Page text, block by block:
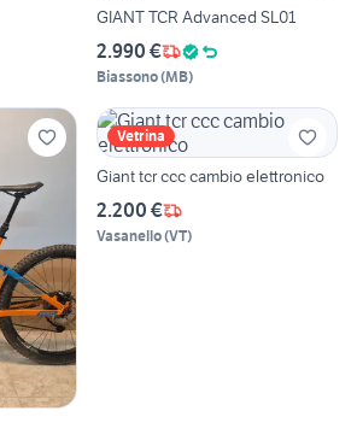
GIANT TCR Advanced SL01
2.990 €
Biassono(MB)
Vetrina
Giant tcr ccc cambio elettronico
2.200 €
Vasanello(VT)